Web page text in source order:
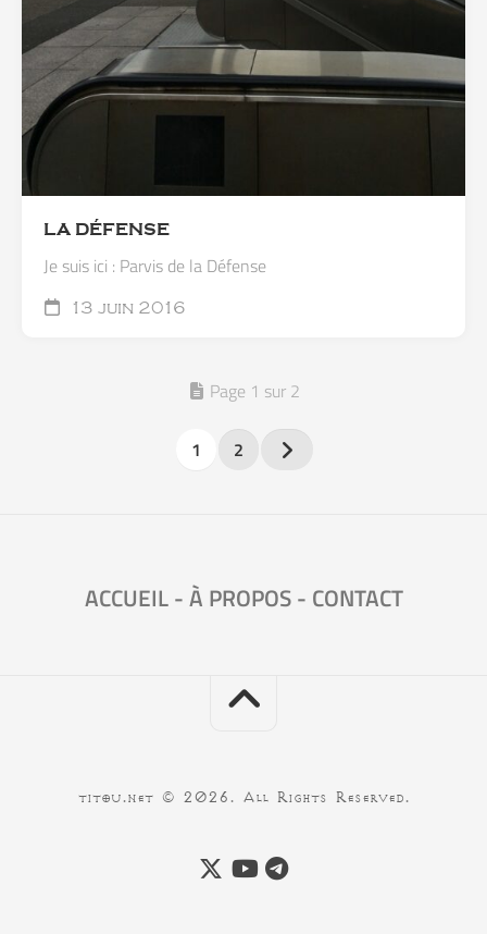
LA DÉFENSE
Je suis ici : Parvis de la Défense
13 juin 2016
Page 1 sur 2
1 2
ACCUEIL-À PROPOS- CONTACT
titou.net © 2026. All Rights Reserved.